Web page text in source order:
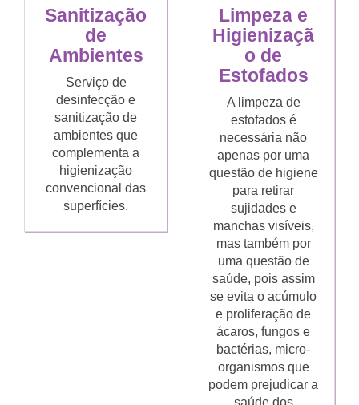
Sanitização
de
Ambientes
Serviço de
desinfecção e
sanitização de
ambientes que
complementa a
higienização
convencional das
superfícies.
Limpeza e
Higienizaçã
o de
Estofados
A limpeza de
estofados é
necessária não
apenas por uma
questão de higiene
para retirar
sujidades e
manchas visíveis,
mas também por
uma questão de
saúde, pois assim
se evita o acúmulo
e proliferação de
ácaros, fungos e
bactérias, micro-
organismos que
podem prejudicar a
saúde dos